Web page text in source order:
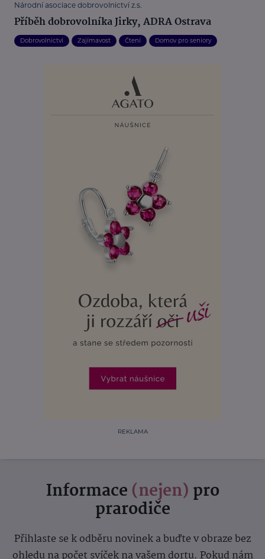
Národní asociace dobrovolnictví z.s.
Příběh dobrovolníka Jirky, ADRA Ostrava
Dobrovolnictví Zajímavost Čtení Domov pro seniory
REKLAMA
Informace (nejen) pro
prarodiče
Přihlaste se k odběru novinek a buďte v obraze bez